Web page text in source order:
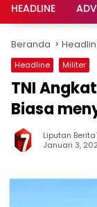
HEADLINE
Beranda
Headline Militer
TNI
Biasa
Liputan
Januari 3,